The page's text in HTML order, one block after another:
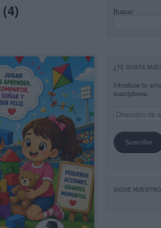
Buscar
¿TE GUSTA
Introduce tu
suscriptores.
Dirección
de
Suscribir
SIGUE